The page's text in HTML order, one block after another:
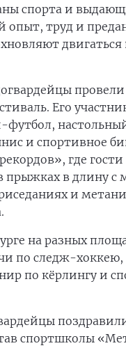
спорта и
опыт, труд и
двигаться
провели
Его
и спортивное
где гости
прыжках в длину с
и
на разных
по следж-хоккею,
по кёрлингу и
спортшколы